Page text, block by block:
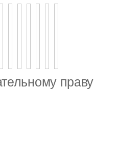
праву